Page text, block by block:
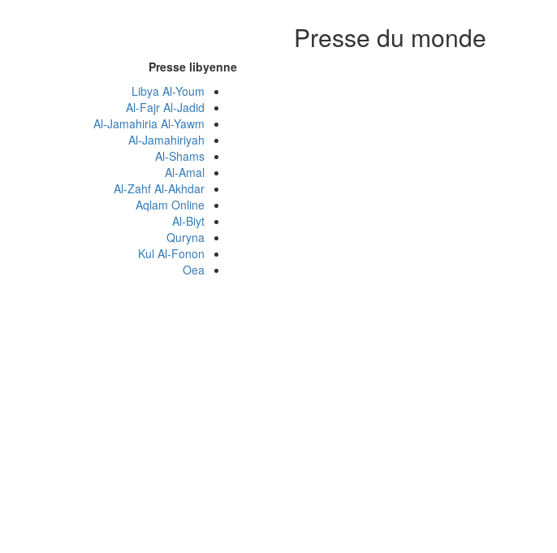
Presse du monde
Presse libyenne
Libya Al-Youm
Al-Fajr Al-Jadid
Al-Jamahiria Al-Yawm
Al-Jamahiriyah
Al-Shams
Al-Amal
Al-Zahf Al-Akhdar
Aqlam Online
Al-Biyt
Quryna
Kul Al-Fonon
Oea